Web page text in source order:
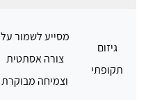
גיזום
תקופתי
מסייע לשמור על
צורה אסתטית
וצמיחה מבוקרת